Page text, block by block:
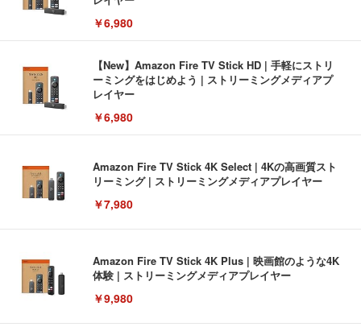
￥6,980
【New】Amazon Fire TV Stick HD | 手軽にストリ
ーミングをはじめよう | ストリーミングメディアプ
レイヤー
￥6,980
Amazon Fire TV Stick 4K Select | 4Kの高画質スト
リーミング | ストリーミングメディアプレイヤー
￥7,980
Amazon Fire TV Stick 4K Plus | 映画館のような4K
体験 | ストリーミングメディアプレイヤー
￥9,980